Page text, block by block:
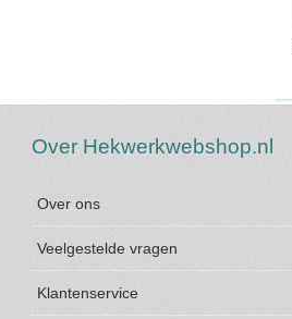
Over Hekwerkwebshop.nl
Over ons
Veelgestelde vragen
Klantenservice